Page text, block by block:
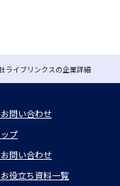
ライブリンクスの企業詳細
問い合わせ
プ
問い合わせ
役立ち資料一覧